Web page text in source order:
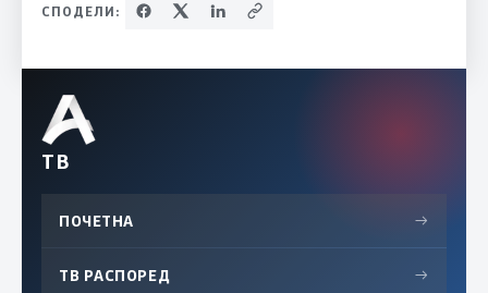
СПОДЕЛИ:
ТВ
ПОЧЕТНА →
ТВ РАСПОРЕД →